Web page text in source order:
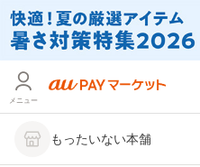
メニュー
もったいない本舗